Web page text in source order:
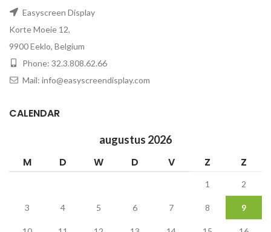
Easyscreen Display
Korte Moeie 12,
9900 Eeklo, Belgium
Phone: 32.3.808.62.66
Mail: info@easyscreendisplay.com
CALENDAR
augustus 2026
M D W D V Z Z
1 2
3 4 5 6 7 8 9